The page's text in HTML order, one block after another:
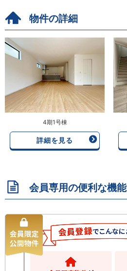
物件の詳細
4期1号棟
詳細を見る
会員専用の便利な機能